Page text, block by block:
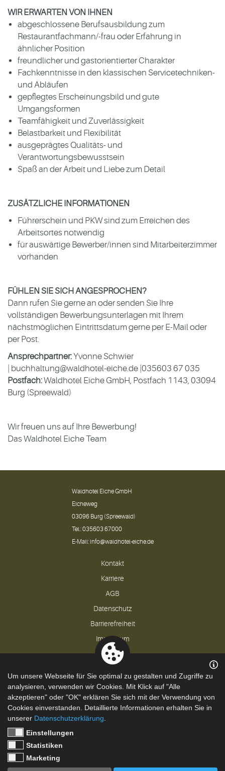
WIR ERWARTEN VON IHNEN
abgeschlossene Berufsausbildung zum
Restaurantfachmann/-frau oder Erfahrung in
ähnlicher Position
freundlicher und gastorientierter Charakter
Fachkenntnisse in den klassischen Servicetechniken-
und Abläufen
gepflegtes Erscheinungsbild und gute
Umgangsformen
Teamfähigkeit und Zuverlässigkeit
Belastbarkeit und Flexibilität
ausgeprägtes Qualitäts- und
Verantwortungsbewusstsein
Spaß an der Arbeit und Liebe zum Detail
ZUSÄTZLICHE INFORMATIONEN
Führerschein und PKW sind zum Erreichen des
Arbeitsortes notwendig
für auswärtige Bewerber/innen sind Mitarbeiterzimmer
vorhanden
FÜHLEN SIE SICH ANGESPROCHEN?
Dann rufen Sie gerne an oder senden Sie Ihre
vollständigen Bewerbungsunterlagen mit Ihrem
nächstmöglichen Eintrittsdatum gerne per E-Mail oder
per Post.
Ansprechpartner:Yvonne Schwier
buchhaltung@waldhotel-eiche.de |035603 67 035
Postfach:Waldhotel Eiche GmbH, Postfach 1143, 03094
Burg (Spreewald)
Wir freuen uns auf Ihre Bewerbung!
Das Waldhotel Eiche Team
Waldhotel Eiche GmbH
Eicheweg
03096 Burg (Spreewald)
Tel.:035603 67000
E-Mail:info@waldhotel-eiche.de
Kontakt
Karriere
AGB
Datenschutz
Barrierefreiheit
Impressum
Powered by Translate
Um unsere Webseite für Sie optimal zu gestalten und Zugriffe zu
analysieren, verwenden wir Cookies. Mit Klick auf "Alle
akzeptieren" oder "OK" erklären Sie sich mit der Verwendung von
Cookies einverstanden. Detaillierte Informationen erhalten Sie in
unserer Datenschutzerklärung
Einstellungen
Statistiken
Marketing